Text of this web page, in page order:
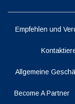
Empfehlen und
Allgemeine
Become A Partner